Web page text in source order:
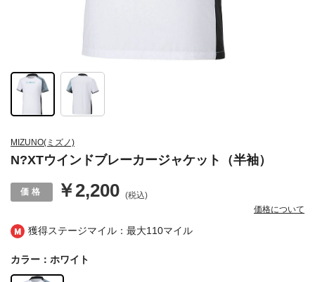
獲得ステージマイル：最大110マイル
MIZUNO(ミズノ)
N?XTウインドブレーカージャケット（半袖）
￥2,200 (税込)
価格について
カラー：ホワイト